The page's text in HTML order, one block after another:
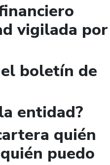
vigilada por
boletín de
entidad?
quién
puedo